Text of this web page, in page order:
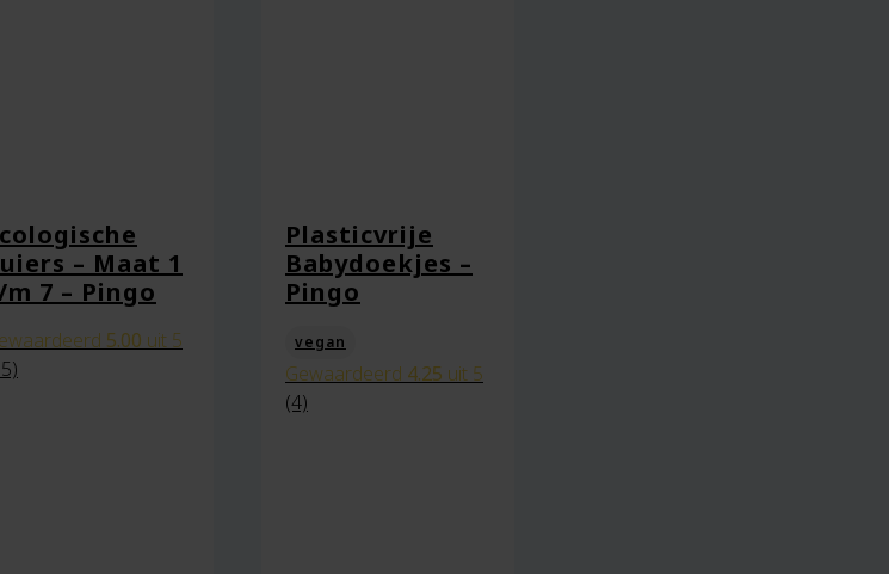
de volgende keer wanneer ik een reactie plaats.
– Maat 1
7 – Pingo
5.00 uit 5
Plasticvrije
Babydoekjes –
Pingo
vegan
Gewaardeerd 4.25 uit 5
(4)